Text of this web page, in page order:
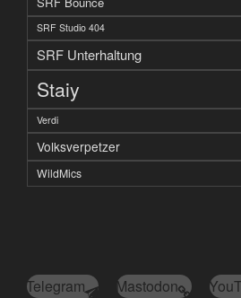
SRF Studio 404
SRF Unterhaltung
Staiy
Verdi
Volksverpetzer
WildMics
Telegram Mastodon